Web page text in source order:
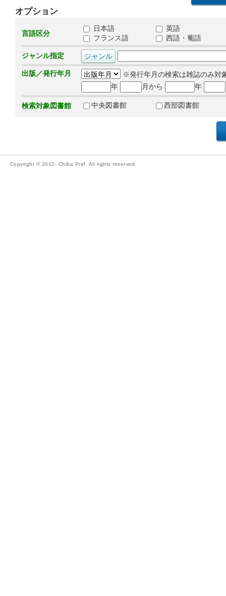
オプション
言語区分
日本語
英語
フランス語
西語・葡語
ジャンル指定
出版／発行年月
※発行年月の検索は雑誌のみ対
年
月から 年
検索対象図書館 中央図書館 西部図書館
Copyright © 2012- Chiba Pref. All rights reserved.